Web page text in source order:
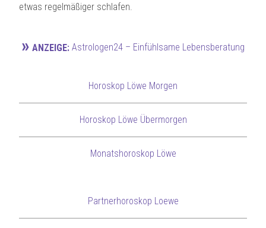
etwas regelmäßiger schlafen.
» ANZEIGE: Astrologen24 – Einfühlsame Lebensberatung
Horoskop Löwe Morgen
Horoskop Löwe Übermorgen
Monatshoroskop Löwe
Partnerhoroskop Loewe